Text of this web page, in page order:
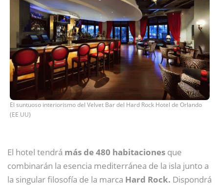
El suntuoso interiorismo del Velvet Bar del Hard Rock Hotel de Orlando
(EE UU)
El hotel tendrá más de 480 habitaciones que
combinarán la esencia mediterránea de la isla junto a
la singular filosofía de la marca Hard Rock. Dispondrá